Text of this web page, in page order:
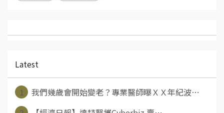
Latest
1
我們幾歲會開始變老？專業醫師曝ＸＸ年紀波⋯